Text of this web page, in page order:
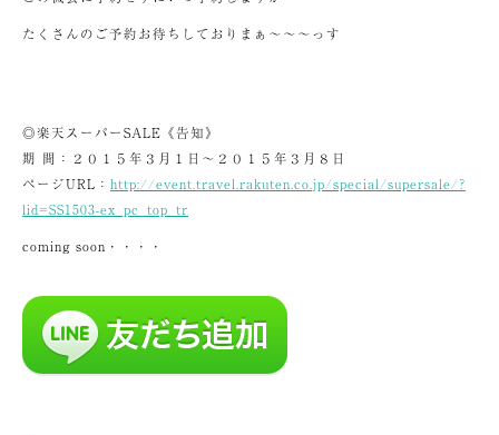
たくさんのご予約お待ちしておりまぁ～～～っす
◎楽天スーパーSALE《告知》
期 間：２０１５年３月１日～２０１５年３月８日
ページURL： http://event.travel.rakuten.co.jp/special/supersale/?
lid=SS1503-ex_pc_top_tr
coming soon・・・・